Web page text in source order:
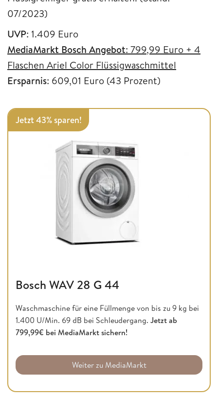
07/2023)
UVP: 1.409 Euro
MediaMarkt Bosch Angebot: 799,99 Euro + 4
Flaschen Ariel Color Flüssigwaschmittel
Ersparnis: 609,01 Euro (43 Prozent)
Jetzt 43% sparen!
Bosch WAV 28 G 44
Waschmaschine für eine Füllmenge von bis zu 9 kg bei
1.400 U/Min. 69 dB bei Schleudergang. Jetzt ab
799,99€ bei MediaMarkt sichern!
Weiter zu MediaMarkt